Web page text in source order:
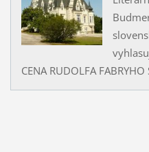
CENA RUDOLFA